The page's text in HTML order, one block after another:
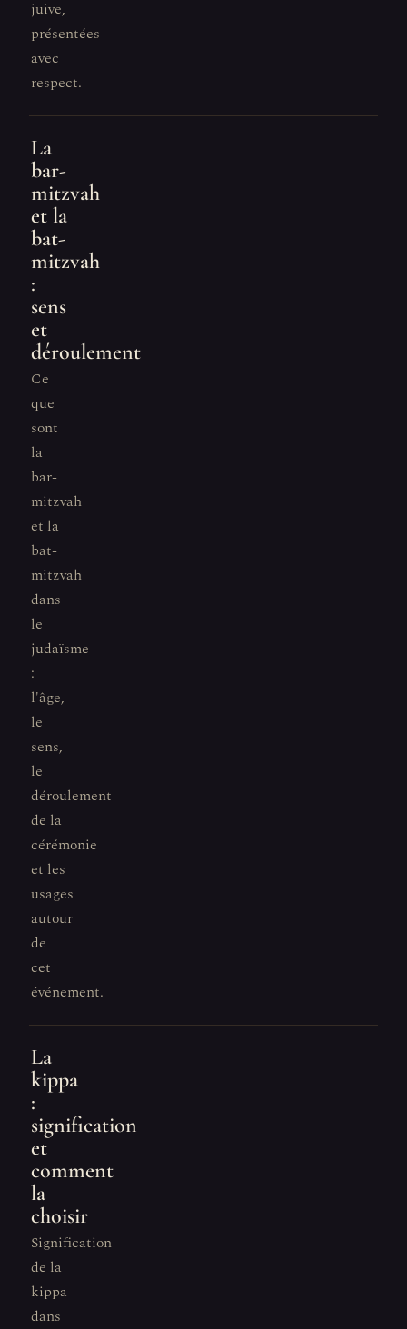
juive,
présentées
avec
respect.
La
bar-
mitzvah
et la
bat-
mitzvah
:
sens
et
déroulement
Ce
que
sont
la
bar-
mitzvah
et la
bat-
mitzvah
dans
le
judaïsme
:
l'âge,
le
sens,
le
déroulement
de la
cérémonie
et les
usages
autour
de
cet
événement.
La
kippa
:
signification
et
comment
la
choisir
Signification
de la
kippa
dans